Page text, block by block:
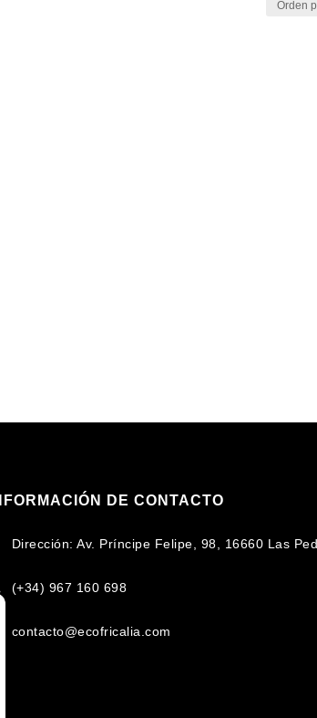
DE CONTACTO
Dirección: Av. Príncipe Felipe, 98, 16660 Las
(+34) 967 160 698
contacto@ecofricalia.com